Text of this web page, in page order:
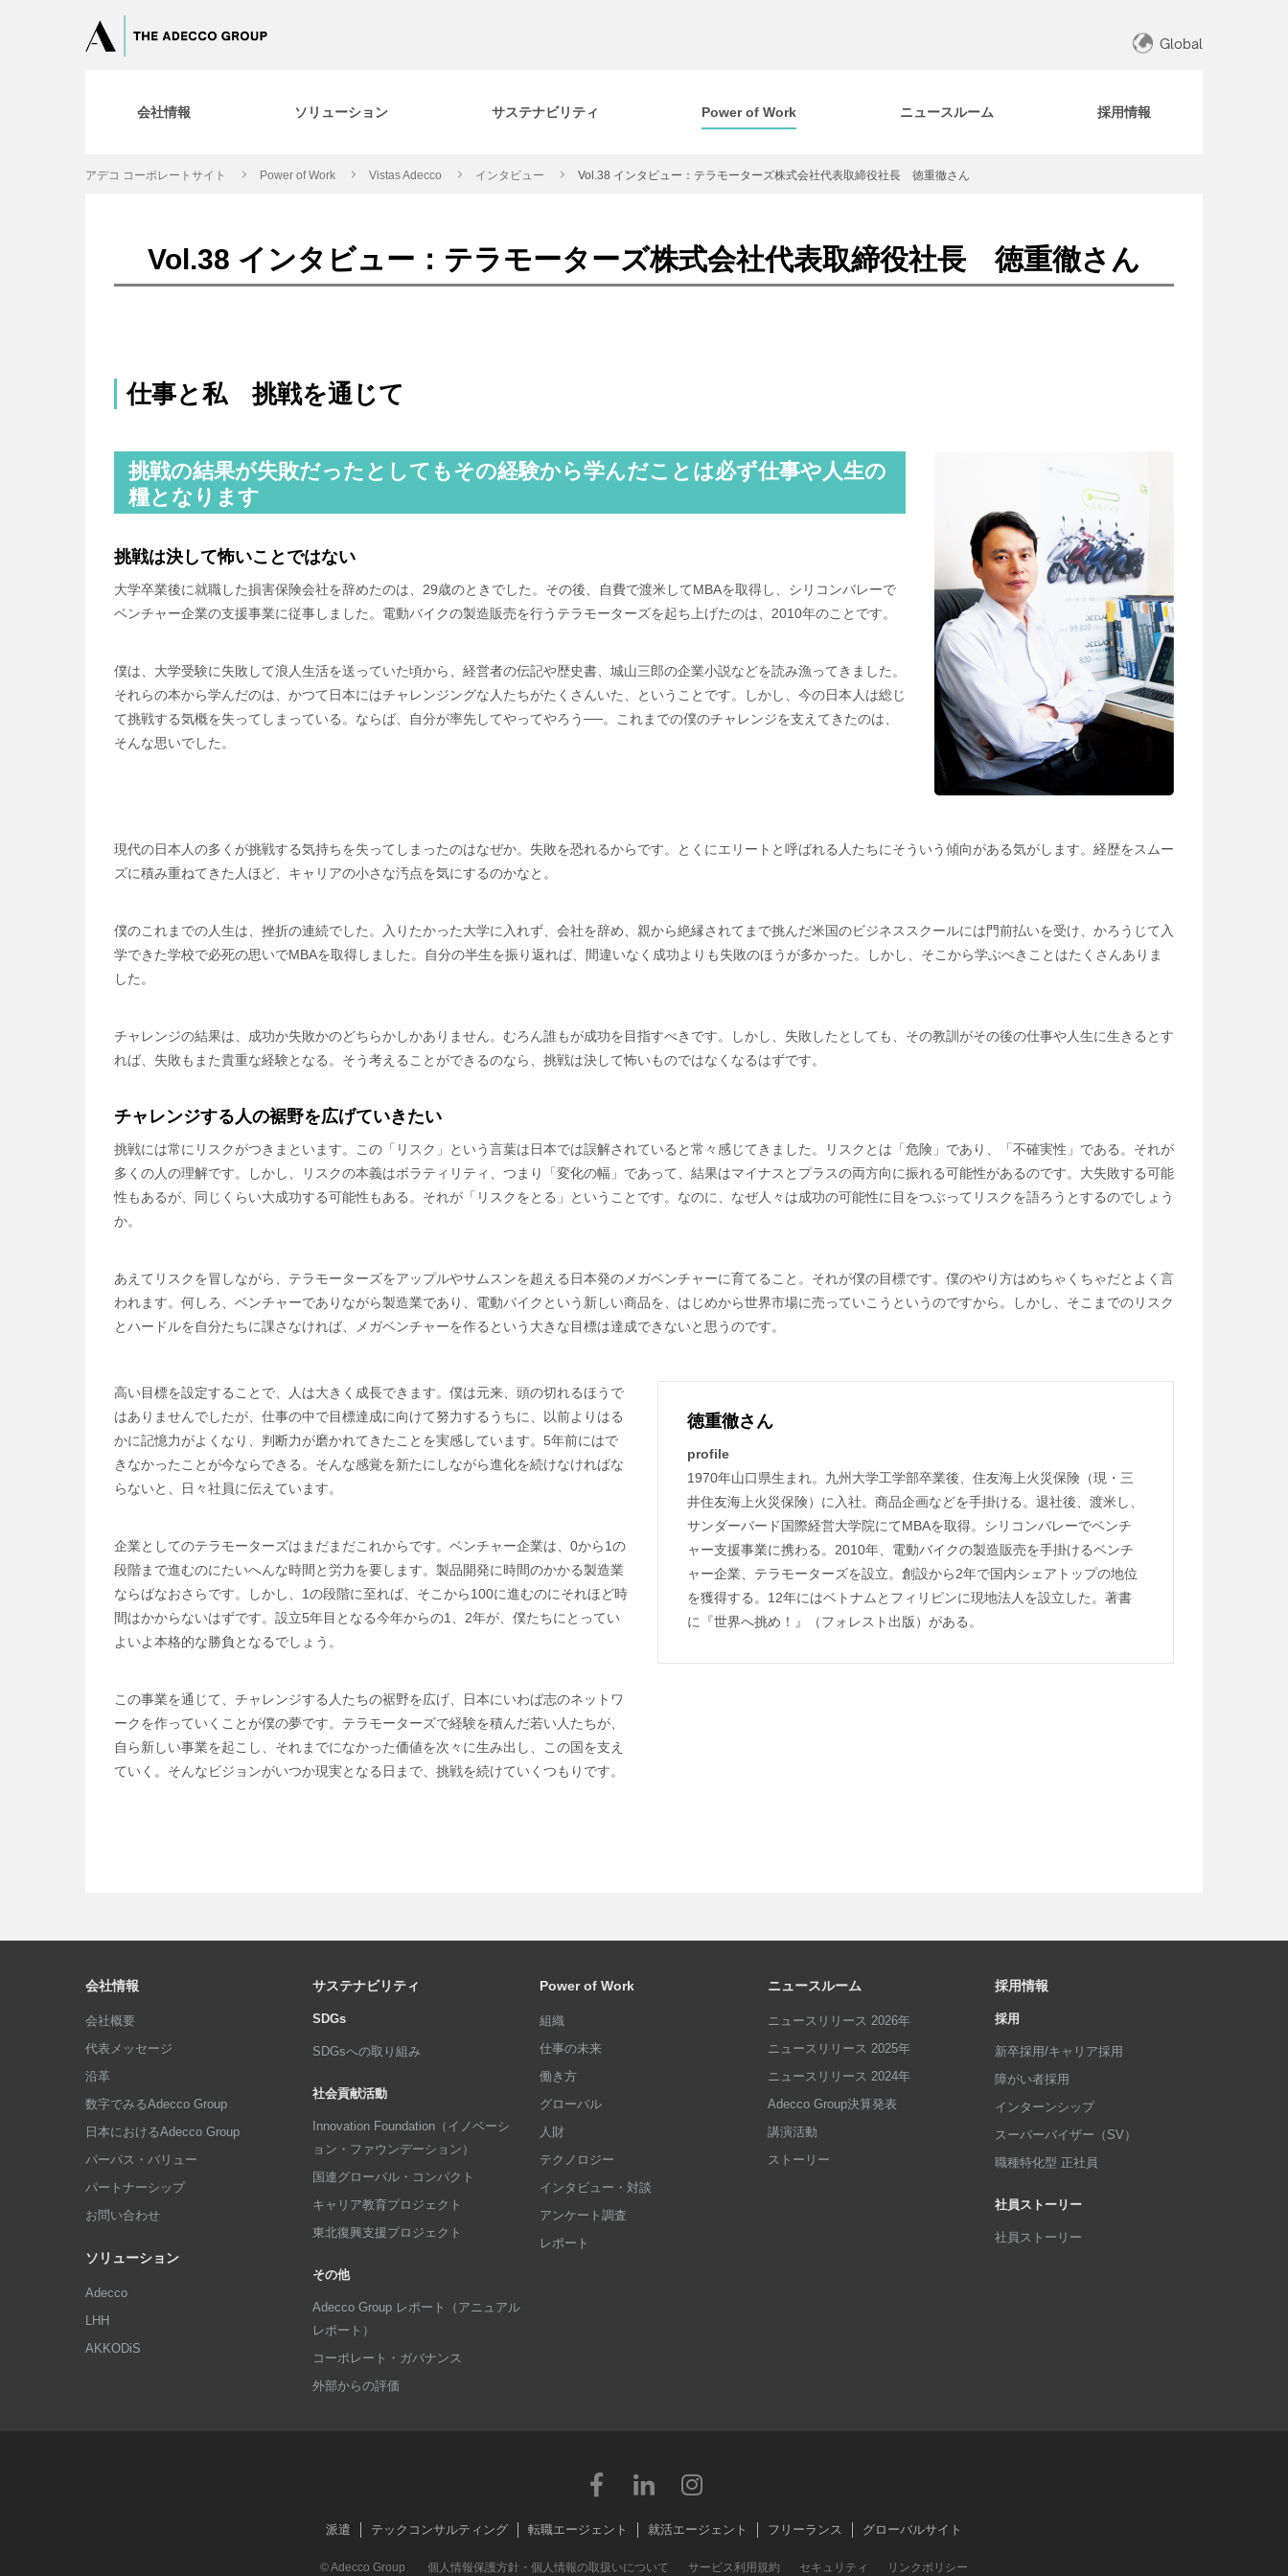
Global
会社情報 ソリューション サステナビリティ Power of Work ニュースルーム 採用情報
アデコ コーポレートサイト Power of Work Vistas Adecco インタビュー Vol.38 インタビュー：テラモーターズ株式会社代表取締役社長 徳重徹さん
Vol.38 インタビュー：テラモーターズ株式会社代表取締役社長 徳重徹さん
仕事と私 挑戦を通じて
挑戦の結果が失敗だったとしてもその経験から学んだことは必ず仕事や人生の
糧となります
挑戦は決して怖いことではない
大学卒業後に就職した損害保険会社を辞めたのは、29歳のときでした。その後、自費で渡米してMBAを取得し、シリコンバレーで
ベンチャー企業の支援事業に従事しました。電動バイクの製造販売を行うテラモーターズを起ち上げたのは、2010年のことです。
僕は、大学受験に失敗して浪人生活を送っていた頃から、経営者の伝記や歴史書、城山三郎の企業小説などを読み漁ってきました。
それらの本から学んだのは、かつて日本にはチャレンジングな人たちがたくさんいた、ということです。しかし、今の日本人は総じ
て挑戦する気概を失ってしまっている。ならば、自分が率先してやってやろう──。これまでの僕のチャレンジを支えてきたのは、
そんな思いでした。
現代の日本人の多くが挑戦する気持ちを失ってしまったのはなぜか。失敗を恐れるからです。とくにエリートと呼ばれる人たちにそういう傾向がある気がします。経歴をスムー
ズに積み重ねてきた人ほど、キャリアの小さな汚点を気にするのかなと。
僕のこれまでの人生は、挫折の連続でした。入りたかった大学に入れず、会社を辞め、親から絶縁されてまで挑んだ米国のビジネススクールには門前払いを受け、かろうじて入
学できた学校で必死の思いでMBAを取得しました。自分の半生を振り返れば、間違いなく成功よりも失敗のほうが多かった。しかし、そこから学ぶべきことはたくさんありま
した。
チャレンジの結果は、成功か失敗かのどちらかしかありません。むろん誰もが成功を目指すべきです。しかし、失敗したとしても、その教訓がその後の仕事や人生に生きるとす
れば、失敗もまた貴重な経験となる。そう考えることができるのなら、挑戦は決して怖いものではなくなるはずです。
チャレンジする人の裾野を広げていきたい
挑戦には常にリスクがつきまといます。この「リスク」という言葉は日本では誤解されていると常々感じてきました。リスクとは「危険」であり、「不確実性」である。それが
多くの人の理解です。しかし、リスクの本義はボラティリティ、つまり「変化の幅」であって、結果はマイナスとプラスの両方向に振れる可能性があるのです。大失敗する可能
性もあるが、同じくらい大成功する可能性もある。それが「リスクをとる」ということです。なのに、なぜ人々は成功の可能性に目をつぶってリスクを語ろうとするのでしょう
か。
あえてリスクを冒しながら、テラモーターズをアップルやサムスンを超える日本発のメガベンチャーに育てること。それが僕の目標です。僕のやり方はめちゃくちゃだとよく言
われます。何しろ、ベンチャーでありながら製造業であり、電動バイクという新しい商品を、はじめから世界市場に売っていこうというのですから。しかし、そこまでのリスク
とハードルを自分たちに課さなければ、メガベンチャーを作るという大きな目標は達成できないと思うのです。
高い目標を設定することで、人は大きく成長できます。僕は元来、頭の切れるほうで
はありませんでしたが、仕事の中で目標達成に向けて努力するうちに、以前よりはる
かに記憶力がよくなり、判断力が磨かれてきたことを実感しています。5年前にはで
きなかったことが今ならできる。そんな感覚を新たにしながら進化を続けなければな
らないと、日々社員に伝えています。
企業としてのテラモーターズはまだまだこれからです。ベンチャー企業は、0から1の
段階まで進むのにたいへんな時間と労力を要します。製品開発に時間のかかる製造業
ならばなおさらです。しかし、1の段階に至れば、そこから100に進むのにそれほど時
間はかからないはずです。設立5年目となる今年からの1、2年が、僕たちにとってい
よいよ本格的な勝負となるでしょう。
この事業を通じて、チャレンジする人たちの裾野を広げ、日本にいわば志のネットワ
ークを作っていくことが僕の夢です。テラモーターズで経験を積んだ若い人たちが、
自ら新しい事業を起こし、それまでになかった価値を次々に生み出し、この国を支え
ていく。そんなビジョンがいつか現実となる日まで、挑戦を続けていくつもりです。
徳重徹さん
profile
1970年山口県生まれ。九州大学工学部卒業後、住友海上火災保険（現・三
井住友海上火災保険）に入社。商品企画などを手掛ける。退社後、渡米し、
サンダーバード国際経営大学院にてMBAを取得。シリコンバレーでベンチ
ャー支援事業に携わる。2010年、電動バイクの製造販売を手掛けるベンチ
ャー企業、テラモーターズを設立。創設から2年で国内シェアトップの地位
を獲得する。12年にはベトナムとフィリピンに現地法人を設立した。著書
に『世界へ挑め！』（フォレスト出版）がある。
会社情報
会社概要
代表メッセージ
沿革
数字でみるAdecco Group
日本におけるAdecco Group
パーパス・バリュー
パートナーシップ
お問い合わせ
ソリューション
Adecco
LHH
AKKODiS
サステナビリティ
SDGs
SDGsへの取り組み
社会貢献活動
Innovation Foundation（イノベーシ
ョン・ファウンデーション）
国連グローバル・コンパクト
キャリア教育プロジェクト
東北復興支援プロジェクト
その他
Adecco Group レポート（アニュアル
レポート）
コーポレート・ガバナンス
外部からの評価
Power of Work
組織
仕事の未来
働き方
グローバル
人財
テクノロジー
インタビュー・対談
アンケート調査
レポート
ニュースルーム
ニュースリリース 2026年
ニュースリリース 2025年
ニュースリリース 2024年
Adecco Group決算発表
講演活動
ストーリー
採用情報
採用
新卒採用/キャリア採用
障がい者採用
インターンシップ
スーパーバイザー（SV）
職種特化型 正社員
社員ストーリー
社員ストーリー
派遣 テックコンサルティング 転職エージェント 就活エージェント フリーランス グローバルサイト
© Adecco Group 個人情報保護方針・個人情報の取扱いについて サービス利用規約 セキュリティ リンクポリシー